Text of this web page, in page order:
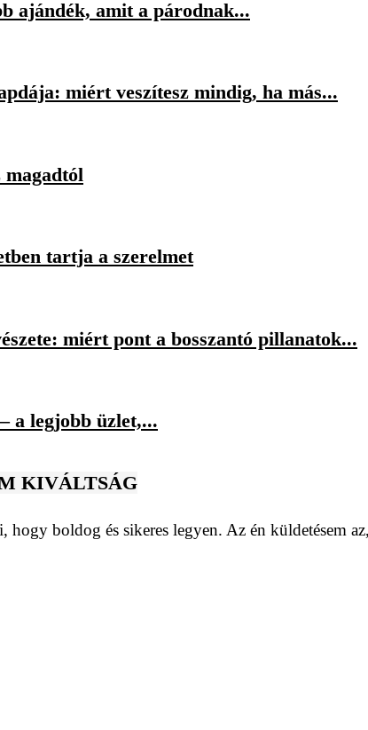
ajándék, amit a párodnak...
miért veszítesz mindig, ha más...
magadtól
tartja a szerelmet
miért pont a bosszantó pillanatok...
a legjobb üzlet,...
KIVÁLTSÁG
hogy boldog és sikeres legyen. Az én küldetésem